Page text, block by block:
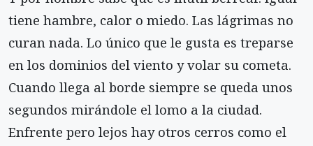
tiene hambre, calor o miedo. Las lágrimas no
curan nada. Lo único que le gusta es treparse
en los dominios del viento y volar su cometa.
Cuando llega al borde siempre se queda unos
segundos mirándole el lomo a la ciudad.
Enfrente pero lejos hay otros cerros como el